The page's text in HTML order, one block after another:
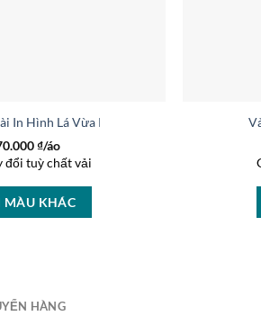
In Hình Lá Vừa Ra AD 36529
₫/áo
đổi tuỳ chất vải
MÀU KHÁC
HÀNG